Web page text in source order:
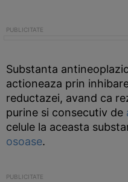
Substanta
actioneaza prin
reductazei, avand ca
purine si consecutiv de
celule la aceasta
osoase.